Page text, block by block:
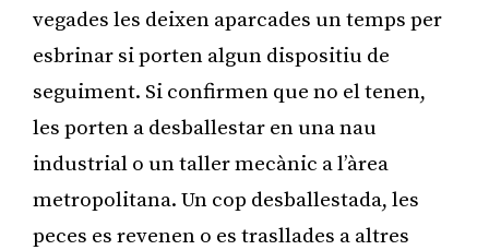
vegades les deixen aparcades un temps per
esbrinar si porten algun dispositiu de
seguiment. Si confirmen que no el tenen,
les porten a desballestar en una nau
industrial o un taller mecànic a l’àrea
metropolitana. Un cop desballestada, les
peces es revenen o es trasllades a altres